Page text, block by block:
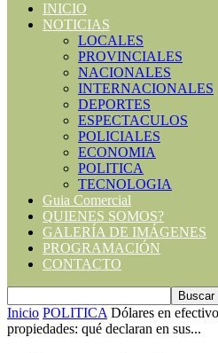
INICIO
NOTICIAS
LOCALES
PROVINCIALES
NACIONALES
INTERNACIONALES
DEPORTES
ESPECTACULOS
POLICIALES
ECONOMIA
POLITICA
TECNOLOGIA
Guia Comercial
QUIENES SOMOS?
GALERÍA DE IMÁGENES
PROGRAMACIÓN
CONTACTO
Inicio POLITICA Dólares en
propiedades: qué declaran en sus...